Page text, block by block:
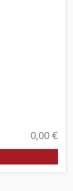
0,00 €